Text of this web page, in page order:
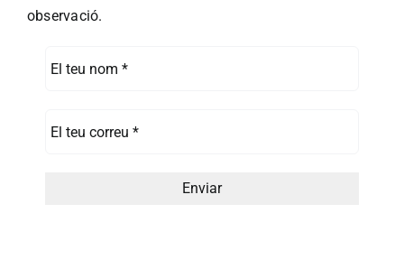
observació.